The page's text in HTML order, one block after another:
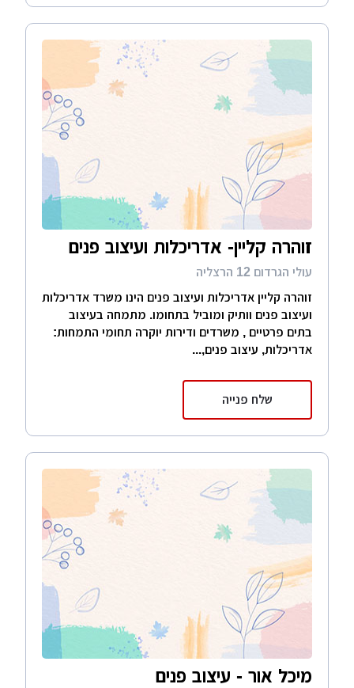
זוהרה קליין- אדריכלות ועיצוב פנים
עולי הגרדום 12 הרצליה
זוהרה קליין אדריכלות ועיצוב פנים הינו משרד אדריכלות
ועיצוב פנים וותיק ומוביל בתחומו. מתמחה בעיצוב
בתים פרטיים , משרדים ודירות יוקרה תחומי התמחות:
אדריכלות, עיצוב פנים,...
שלח פנייה
מיכל אור - עיצוב פנים